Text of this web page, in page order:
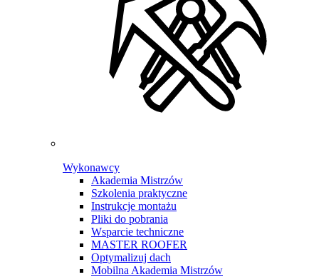
Wykonawcy
Akademia Mistrzów
Szkolenia praktyczne
Instrukcje montażu
Pliki do pobrania
Wsparcie techniczne
MASTER ROOFER
Optymalizuj dach
Mobilna Akademia Mistrzów